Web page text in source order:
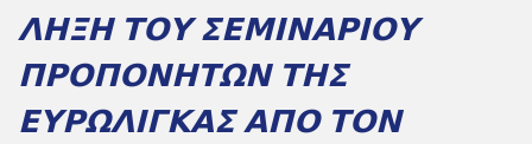
𝝠𝝜𝝣𝝜 𝝩𝝤𝝪 𝝨𝝚𝝡𝝞𝝢𝝖𝝦𝝞𝝤𝝪
𝝥𝝦𝝤𝝥𝝤𝝢𝝜𝝩𝝮𝝢 𝝩𝝜𝝨
𝝚𝝪𝝦𝝮𝝠𝝞𝝘𝝟𝝖𝝨 𝝖𝝥𝝤 𝝩𝝤𝝢